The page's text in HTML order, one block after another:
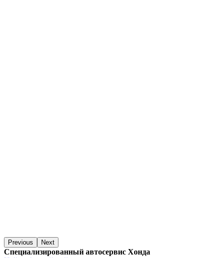
Previous Next
Специализированный автосервис Хонда